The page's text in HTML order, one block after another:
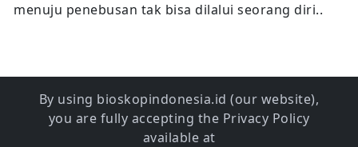
menuju penebusan tak bisa dilalui seorang diri..
By using bioskopindonesia.id (our website),
you are fully accepting the Privacy Policy
available at